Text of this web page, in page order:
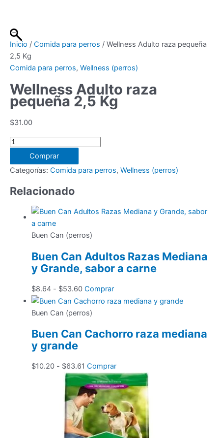
contenido
Inicio / Comida para perros / Wellness Adulto raza pequeña
2,5 Kg
Comida para perros, Wellness (perros)
Wellness Adulto raza
pequeña 2,5 Kg
$31.00
Wellness
Adulto
raza
pequeña
2,5
cantidad
Comprar
Categorías: Comida para perros, Wellness (perros)
Relacionado
Buen Can (perros)
Buen Can Adultos Razas Mediana
y Grande, sabor a carne
$8.64 - $53.60Rango
de
precios:
$8.64
ComprarEste
producto
variantes.
se
pueden
elegir
en
la
página
Buen Can (perros)
Buen Can Cachorro raza mediana
y grande
$10.20 - $63.61 Rango
de
precios:
desde
$10.20
hasta
ComprarEste
producto
tiene
múltiples
variantes.
Las